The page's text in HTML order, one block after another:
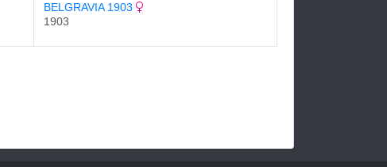
BELGRAVIA 1903
1903